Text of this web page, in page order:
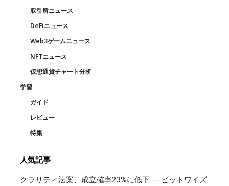
取引所ニュース
DeFiニュース
Web3ゲームニュース
NFTニュース
仮想通貨チャート分析
学習
ガイド
レビュー
特集
人気記事
クラリティ法案、成立確率23%に低下──ビットワイズ